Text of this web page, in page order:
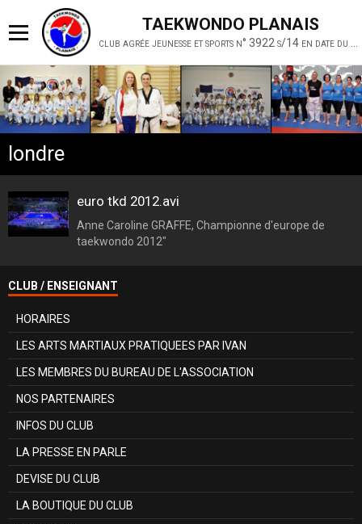
TAEKWONDO PLANAIS
londre
euro tkd 2012.avi
Anne Caroline GRAFFE, Championne d'europe de
taekwondo 2012"
CLUB / ENSEIGNANT
HORAIRES
LES ARTS MARTIAUX PRATIQUEES PAR IVAN
LES MEMBRES DU BUREAU DE L'ASSOCIATION
NOS PARTENAIRES
INFOS DU CLUB
LA PRESSE EN PARLE
DEVISE DU CLUB
LA BOUTIQUE DU CLUB